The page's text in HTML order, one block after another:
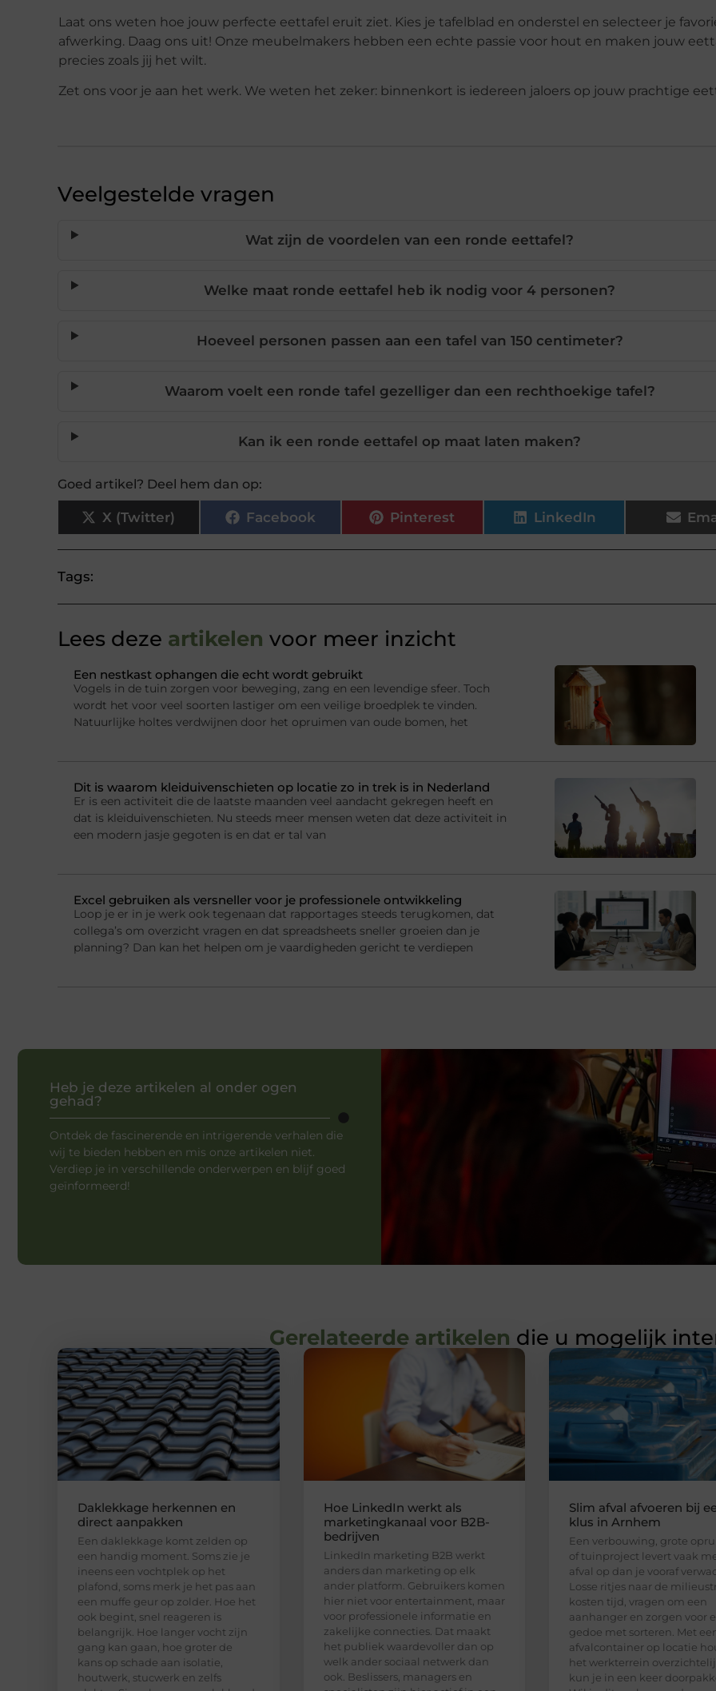
Laat ons weten hoe jouw perfecte eettafel eruit ziet. Kies je tafelblad en onderstel en selecteer je
afwerking. Daag ons uit! Onze meubelmakers hebben een echte passie voor hout en maken jouw
precies zoals jij het wilt.
Zet ons voor je aan het werk. We weten het zeker: binnenkort is iedereen jaloers op jouw prachtige
Veelgestelde vragen
Wat zijn de voordelen van een ronde eettafel?
Welke maat ronde eettafel heb ik nodig voor 4 personen?
Hoeveel personen passen aan een tafel van 150 centimeter?
Waarom voelt een ronde tafel gezelliger dan een rechthoekige tafel?
Kan ik een ronde eettafel op maat laten maken?
Goed artikel? Deel hem dan op:
X (Twitter) Facebook Pinterest LinkedIn
Tags:
Lees deze artikelen voor meer inzicht
Een nestkast ophangen die echt wordt gebruikt
Vogels in de tuin zorgen voor beweging, zang en een levendige sfeer. Toch
wordt het voor veel soorten lastiger om een veilige broedplek te vinden.
Natuurlijke holtes verdwijnen door het opruimen van oude bomen, het
Dit is waarom kleiduivenschieten op locatie zo in trek is in Nederland
Er is een activiteit die de laatste maanden veel aandacht gekregen heeft en
dat is kleiduivenschieten. Nu steeds meer mensen weten dat deze activiteit in
een modern jasje gegoten is en dat er tal van
Excel gebruiken als versneller voor je professionele ontwikkeling
Loop je er in je werk ook tegenaan dat rapportages steeds terugkomen, dat
collega’s om overzicht vragen en dat spreadsheets sneller groeien dan je
planning? Dan kan het helpen om je vaardigheden gericht te verdiepen
Heb je deze artikelen al onder ogen
gehad?
Ontdek de fascinerende en intrigerende verhalen die
wij te bieden hebben en mis onze artikelen niet.
Verdiep je in verschillende onderwerpen en blijf goed
geïnformeerd!
Gerelateerde artikelen die u mogelijk
Daklekkage herkennen en
direct aanpakken
Een daklekkage komt zelden op
een handig moment. Soms zie je
ineens een vochtplek op het
plafond, soms merk je het pas aan
een muffe geur op zolder. Hoe het
ook begint, snel reageren is
belangrijk. Hoe langer vocht zijn
gang kan gaan, hoe groter de
kans op schade aan isolatie,
houtwerk, stucwerk en zelfs
Hoe LinkedIn werkt als
marketingkanaal voor B2B-
bedrijven
LinkedIn marketing B2B werkt
anders dan marketing op elk
ander platform. Gebruikers komen
hier niet voor entertainment, maar
voor professionele informatie en
zakelijke connecties. Dat maakt
het publiek waardevoller dan op
welk ander sociaal netwerk dan
ook. Beslissers, managers en
Slim afval afvoeren bij
klus in Arnhem
Een verbouwing, grote
of tuinproject levert vaak
afval op dan je vooraf
Losse ritjes naar de
kosten tijd, vragen om een
aanhanger en zorgen voor
gedoe met sorteren. Met
afvalcontainer op locatie
het werkterrein
kun je in een keer